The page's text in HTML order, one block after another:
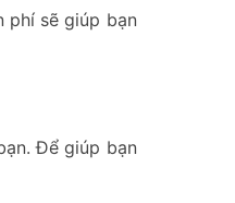
phí sẽ giúp bạn
Để giúp bạn